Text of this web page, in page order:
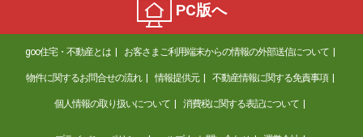
PC版へ
goo住宅・不動産とは お客さまご利用端末からの情報の外部送信について
物件に関するお問合せの流れ 情報提供元 不動産情報に関する免責事項
個人情報の取り扱いについて 消費税に関する表記について